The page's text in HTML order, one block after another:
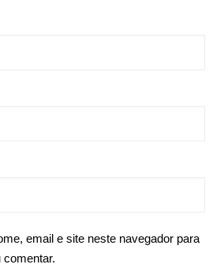
email e site neste navegador para